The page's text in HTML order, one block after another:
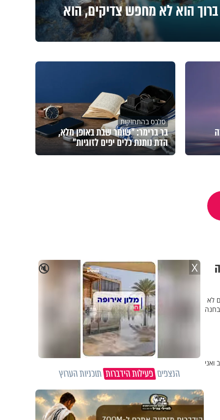
הוא לא מחפש צדיקים, הוא
סלבס בהתחזקות
בר ברימר: "שומר שבת באופן מלא,
הדת נותנת כלים יפים לזוגיות"
לא
🔇 X
הנצפיםפעילות הידברותתוכניות הערוץ